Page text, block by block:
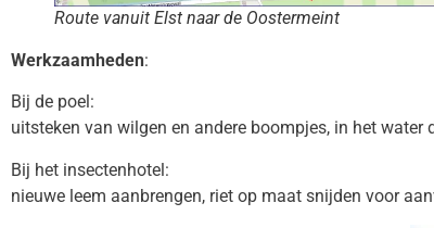
Route vanuit Elst naar de Oostermeint
Werkzaamheden:
Bij de poel:
uitsteken van wilgen en andere boompjes, in het water
Bij het insectenhotel:
nieuwe leem aanbrengen, riet op maat snijden voor